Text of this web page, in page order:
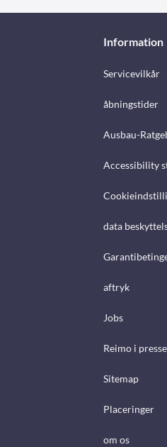
Information
Servicevilkår
åbningstider
Ausbau-
Accessibility
data
aftryk
Jobs
Reimo i
Sitemap
Placeringer
om os